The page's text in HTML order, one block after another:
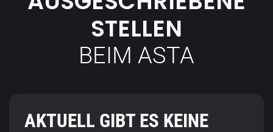
STELLEN
BEIM ASTA
AKTUELL GIBT ES KEINE